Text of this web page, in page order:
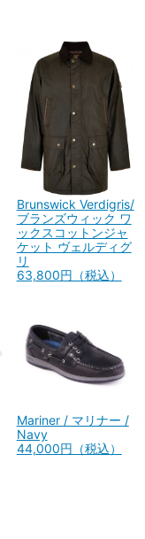
Brunswick Verdigris/
ブランズウィック ワ
ックスコットンジャ
ケット ヴェルディグ
リ
63,800円（税込）
Mariner / マリナー /
Navy
44,000円（税込）